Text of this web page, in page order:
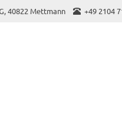
40822 Mettmann +49 2104